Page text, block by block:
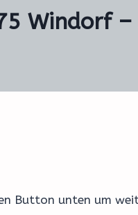
Windorf
Button unten um